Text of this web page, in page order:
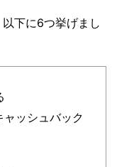
下に6つ挙げまし
ッシュバック